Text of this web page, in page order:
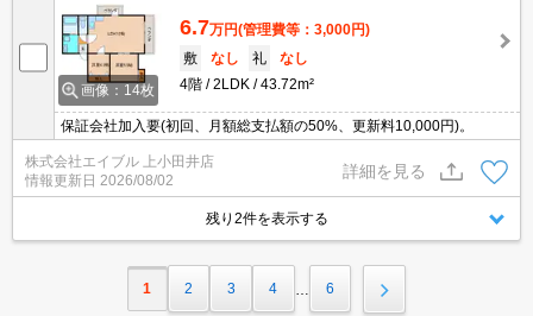
画像：14枚
6.7万円(管理費等：3,000円)
敷
なし 礼
なし
4階
2LDK 43.72m²
保証会社加入要(初回、月額総支払額の50%、更新料10,000円)。
株式会社エイブル 上小田井店
情報更新日 2026/08/02
詳細を見る
残り2件を表示する
1 2 3 4 6